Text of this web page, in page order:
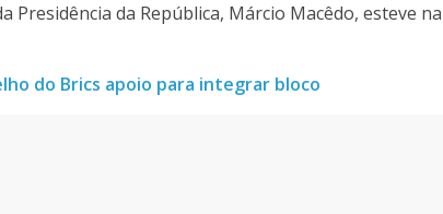
Presidência da República, Márcio Macêdo, esteve
do Brics apoio para integrar bloco